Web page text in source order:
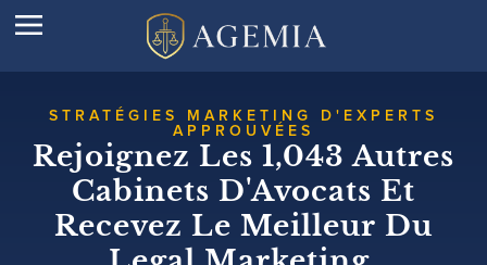
STRATÉGIES MARKETING D'EXPERTS
APPROUVÉES
Rejoignez Les 1,043 Autres
Cabinets D'Avocats Et
Recevez Le Meilleur Du